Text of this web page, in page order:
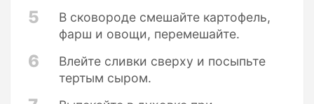
5
В сковороде смешайте картофель,
фарш и овощи, перемешайте.
6
Влейте сливки сверху и посыпьте
тертым сыром.